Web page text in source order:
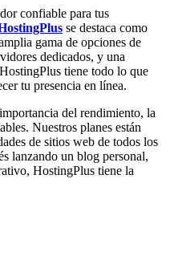
confiable para tus
se destaca como
gama de opciones de
dedicados, y una
tiene todo lo que
tu presencia en línea.
del rendimiento, la
Nuestros planes están
de sitios web de todos los
lanzando un blog personal,
HostingPlus tiene la